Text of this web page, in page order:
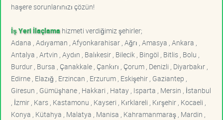
haşere sorunlarınızı çözün!
İş Yeri İlaçlama hizmeti verdiğimiz şehirler;
Adana , Adıyaman , Afyonkarahisar , Ağrı , Amasya , Ankara ,
Antalya , Artvin , Aydın , Balıkesir , Bilecik , Bingöl , Bitlis , Bolu ,
Burdur , Bursa , Çanakkale , Çankırı , Çorum , Denizli , Diyarbakır ,
Edirne , Elazığ , Erzincan , Erzurum , Eskişehir , Gaziantep ,
Giresun , Gümüşhane , Hakkari , Hatay , Isparta , Mersin , İstanbul
, İzmir , Kars , Kastamonu , Kayseri , Kırklareli , Kırşehir , Kocaeli ,
Konya , Kütahya , Malatya , Manisa , Kahramanmaraş , Mardin ,